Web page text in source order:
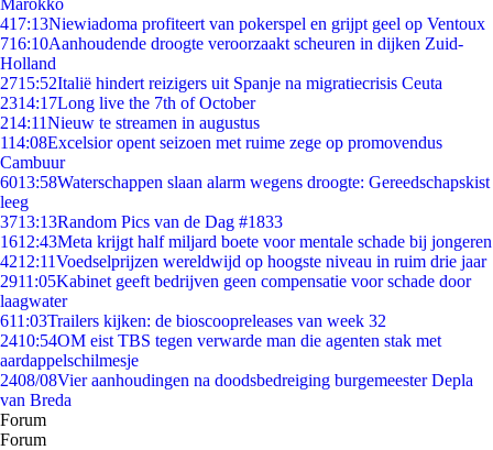
Marokko
417:13Niewiadoma profiteert van pokerspel en grijpt geel op Ventoux
716:10Aanhoudende droogte veroorzaakt scheuren in dijken Zuid-
Holland
2715:52Italië hindert reizigers uit Spanje na migratiecrisis Ceuta
2314:17Long live the 7th of October
214:11Nieuw te streamen in augustus
114:08Excelsior opent seizoen met ruime zege op promovendus
Cambuur
6013:58Waterschappen slaan alarm wegens droogte: Gereedschapskist
leeg
3713:13Random Pics van de Dag #1833
1612:43Meta krijgt half miljard boete voor mentale schade bij jongeren
4212:11Voedselprijzen wereldwijd op hoogste niveau in ruim drie jaar
2911:05Kabinet geeft bedrijven geen compensatie voor schade door
laagwater
611:03Trailers kijken: de bioscoopreleases van week 32
2410:54OM eist TBS tegen verwarde man die agenten stak met
aardappelschilmesje
2408/08Vier aanhoudingen na doodsbedreiging burgemeester Depla
van Breda
Forum
Forum